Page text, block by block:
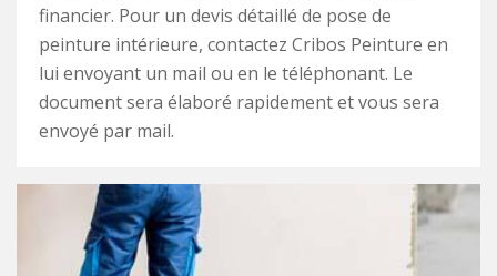
financier. Pour un devis détaillé de pose de
peinture intérieure, contactez Cribos Peinture en
lui envoyant un mail ou en le téléphonant. Le
document sera élaboré rapidement et vous sera
envoyé par mail.